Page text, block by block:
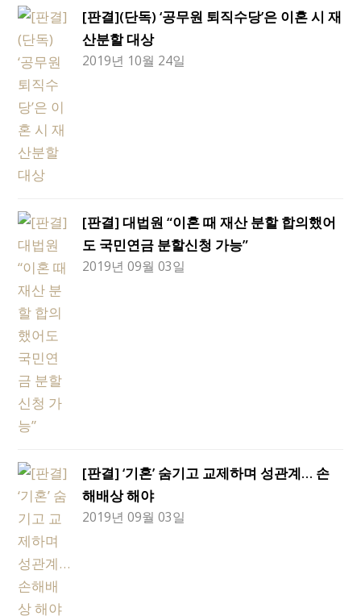
[판결](단독) ‘공무원 퇴직수당’은 이혼 시 재
산분할 대상
2019년 10월 24일
[판결] 대법원 “이혼 때 재산 분할 합의했어
도 국민연금 분할신청 가능”
2019년 09월 03일
[판결] ‘기혼’ 숨기고 교제하며 성관계… 손
해배상 해야
2019년 09월 03일